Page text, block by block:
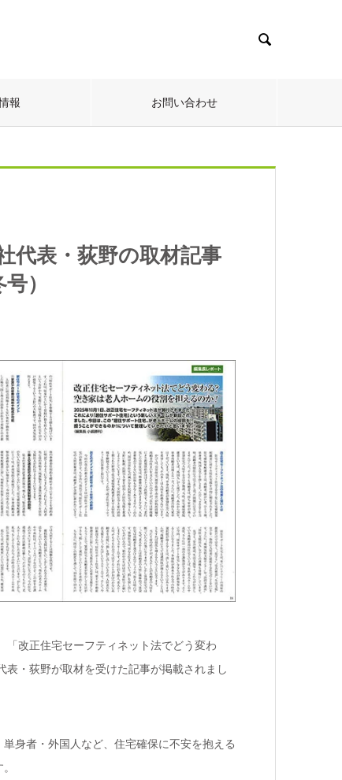

報 お問い合わせ
代表・荻野の取材記事
）
改正住宅セーフティネット法でどう変わ
・荻野が取材を受けた記事が掲載されまし
身者・外国人など、住宅確保に不安を抱える